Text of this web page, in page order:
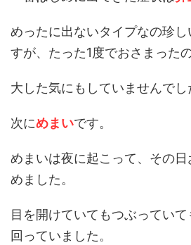
めったに出ないタイプなの珍
すが、たった1度でおさまった
大した気にもしていませんでし
次にめまいです。
めまいは夜に起こって、その
めました。
目を開けていてもつぶってい
回っていました。